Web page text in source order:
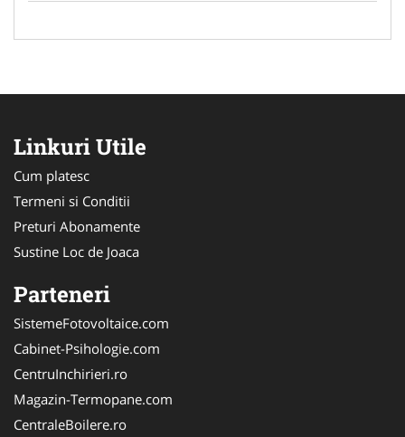
Linkuri Utile
Cum platesc
Termeni si Conditii
Preturi Abonamente
Sustine Loc de Joaca
Parteneri
SistemeFotovoltaice.com
Cabinet-Psihologie.com
CentruInchirieri.ro
Magazin-Termopane.com
CentraleBoilere.ro